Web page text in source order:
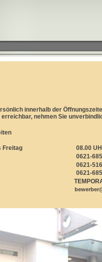
innerhalb der
erreichbar, nehmen Sie
Freitag 08.00 UHR